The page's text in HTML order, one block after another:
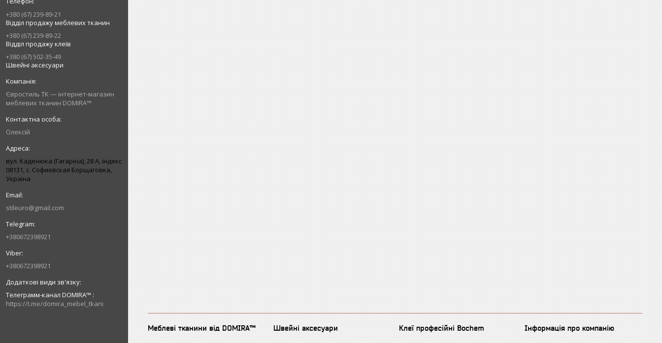
+380 (67) 239-89-21
Відділ продажу меблевих тканин
+380 (67) 239-89-22
Відділ продажу клеїв
+380 (67) 502-35-49
Швейні аксесуари
Євростиль ТК — інтернет-магазин
меблевих тканин DOMIRA™
Олексій
вул. Каденюка (Гагаріна), 28 А, індекс
08131, с. Софиевская Борщаговка,
Україна
stileuro@gmail.com
+380672398921
+380672398921
Телеграмм-канал DOMIRA™
https://t.me/domira_mebel_tkani
Меблеві тканини від DOMIRA™ Швейні аксесуари Клеї професійні Bochem Інформація про компанію